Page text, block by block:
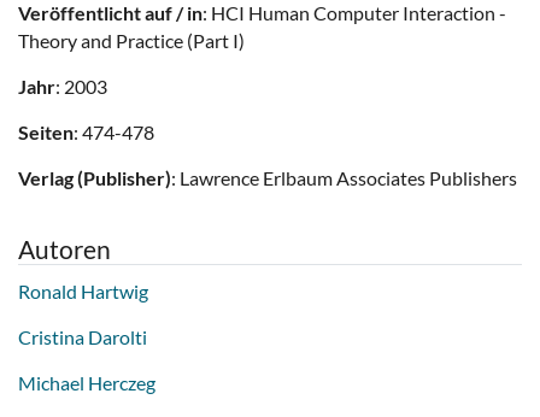
Veröffentlicht auf / in: HCI Human Computer Interaction -
Theory and Practice (Part I)
Jahr: 2003
Seiten: 474-478
Verlag (Publisher): Lawrence Erlbaum Associates Publishers
Autoren
Ronald Hartwig
Cristina Darolti
Michael Herczeg